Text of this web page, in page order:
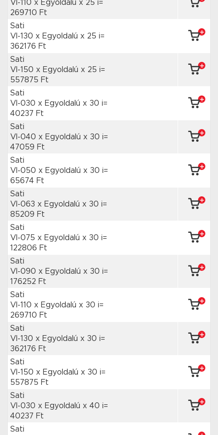
VI-110 x Egyoldalú x 25 i=
269710 Ft
Sati
VI-130 x Egyoldalú x 25 i=
362176 Ft
Sati
VI-150 x Egyoldalú x 25 i=
557875 Ft
Sati
VI-030 x Egyoldalú x 30 i=
40237 Ft
Sati
VI-040 x Egyoldalú x 30 i=
47059 Ft
Sati
VI-050 x Egyoldalú x 30 i=
65674 Ft
Sati
VI-063 x Egyoldalú x 30 i=
85209 Ft
Sati
VI-075 x Egyoldalú x 30 i=
122806 Ft
Sati
VI-090 x Egyoldalú x 30 i=
176252 Ft
Sati
VI-110 x Egyoldalú x 30 i=
269710 Ft
Sati
VI-130 x Egyoldalú x 30 i=
362176 Ft
Sati
VI-150 x Egyoldalú x 30 i=
557875 Ft
Sati
VI-030 x Egyoldalú x 40 i=
40237 Ft
Sati